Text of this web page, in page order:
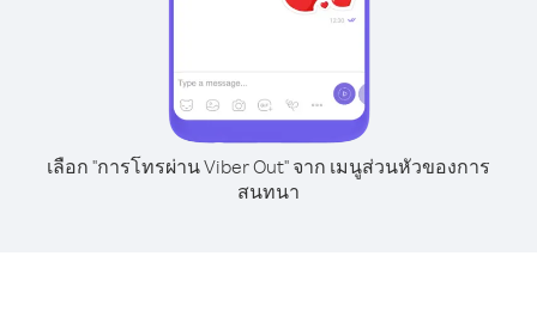
เลือก "การโทรผ่าน Viber Out" จาก เมนูส่วนหัวของการ
สนทนา